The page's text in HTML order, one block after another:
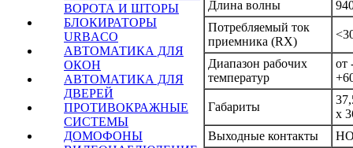
ВОРОТА И ШТОРЫ
БЛОКИРАТОРЫ
URBACO
АВТОМАТИКА ДЛЯ
ОКОН
АВТОМАТИКА ДЛЯ
ДВЕРЕЙ
ПРОТИВОКРАЖНЫЕ
СИСТЕМЫ
ДОМОФОНЫ
Длина волны
Потребляемый ток
приемника (RX)
Диапазон рабочих
температур
от
Габариты
х
Выходные контакты